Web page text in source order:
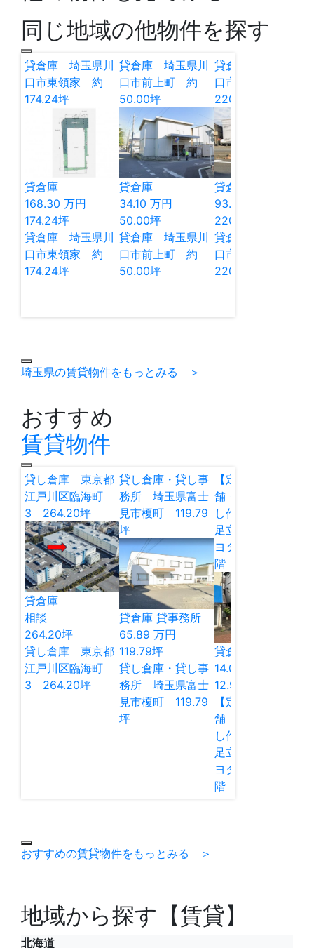
同じ地域の他物件を探す
貸倉庫 埼玉県川
口市東領家 約
174.24坪
貸倉庫
168.30 万円
174.24坪
貸倉庫 埼玉県川
口市東領家 約
174.24坪
貸倉庫 埼玉県川
口市前上町 約
50.00坪
貸倉庫
34.10 万円
50.00坪
貸倉庫 埼玉県川
口市前上町 約
50.00坪
貸倉庫 埼玉県川
口市坂下町 約
220.83坪
貸倉庫
93.50
220.83
貸倉庫 埼玉県川
口市坂下町 約
220.83坪
埼玉県の賃貸物件をもっとみる ＞
おすすめ
賃貸物件
貸し倉庫 東京都
江戸川区臨海町
3 264.20坪
貸倉庫
相談
264.20坪
貸し倉庫 東京都
江戸川区臨海町
3 264.20坪
貸し倉庫・貸し事
務所 埼玉県富士
見市榎町 119.79
坪
貸倉庫 貸事務所
65.89 万円
119.79坪
貸し倉庫・貸し事
務所 埼玉県富士
見市榎町 119.79
坪
【定借】貸し店
舗・貸し倉庫・貸
し作業所 東京都
足立区谷在家2 キ
ヨタマンション1
階 12.97坪
貸倉庫
14.00
12.98
【定借】貸し店
舗・貸し倉庫・貸
し作業所 東京都
足立区谷在家2 キ
ヨタマンション1
階 12.97坪
おすすめの賃貸物件をもっとみる ＞
地域から探す【賃貸】
北海道